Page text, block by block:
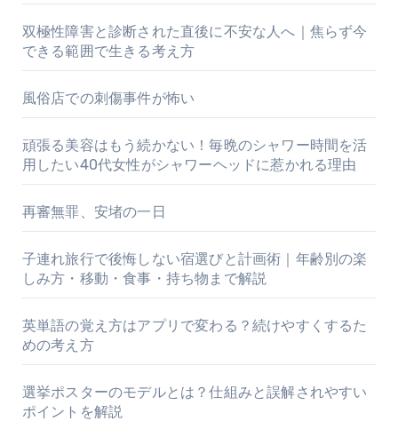
双極性障害と診断された直後に不安な人へ｜焦らず今
できる範囲で生きる考え方
風俗店での刺傷事件が怖い
頑張る美容はもう続かない！毎晩のシャワー時間を活
用したい40代女性がシャワーヘッドに惹かれる理由
再審無罪、安堵の一日
子連れ旅行で後悔しない宿選びと計画術｜年齢別の楽
しみ方・移動・食事・持ち物まで解説
英単語の覚え方はアプリで変わる？続けやすくするた
めの考え方
選挙ポスターのモデルとは？仕組みと誤解されやすい
ポイントを解説